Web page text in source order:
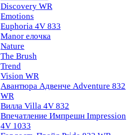
Discovery WR
Emotions
Euphoria 4V 833
Manor елочка
Nature
The Brush
Trend
Vision WR
Авантюра Адвенче Adventure 832
WR
Вилла Villa 4V 832
Впечатление Импрешн Impression
4V 1033